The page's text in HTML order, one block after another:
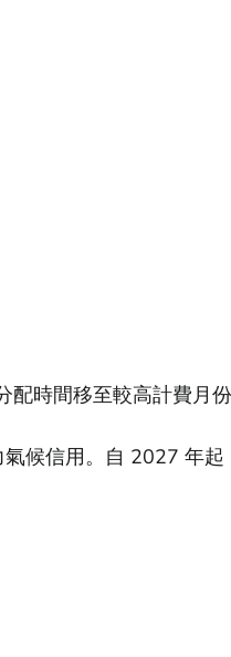
時間移至較高計費月
候信用。自 2027 年